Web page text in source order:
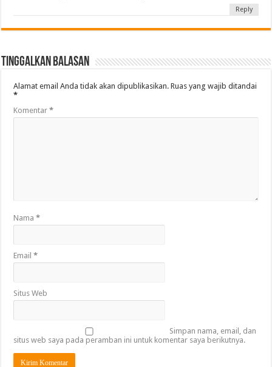
Reply
Tinggalkan Balasan
Alamat email Anda tidak akan dipublikasikan. Ruas yang wajib ditandai
*
Komentar*
Nama*
Email*
Situs Web
Simpan nama, email, dan
situs web saya pada peramban ini untuk komentar saya berikutnya.